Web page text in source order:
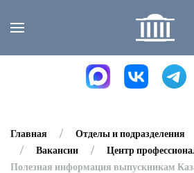
Skip to main content
Главная Отделы и подразделения
Вакансии
Центр
Полезная информация выпускникам